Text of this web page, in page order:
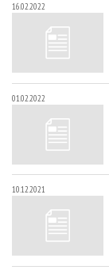
16.02.2022
01.02.2022
10.12.2021